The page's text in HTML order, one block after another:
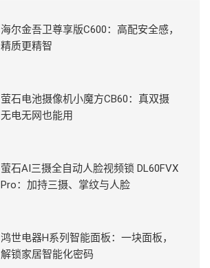
海尔金吾卫尊享版C600：高配安全感，
精质更精智
萤石电池摄像机小魔方CB60：真双摄
无电无网也能用
萤石AI三摄全自动人脸视频锁 DL60FVX
Pro：加持三摄、掌纹与人脸
鸿世电器H系列智能面板：一块面板，
解锁家居智能化密码